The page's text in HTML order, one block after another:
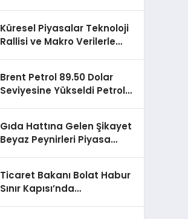
Küresel Piyasalar Teknoloji
Rallisi ve Makro Verilerle
Brent Petrol 89.50 Dolar
Seviyesine Yükseldi Petrol
Gıda Hattına Gelen Şikayet
Beyaz Peynirleri Piyasa
Ticaret Bakanı Bolat Habur
Sınır Kapısı’nda